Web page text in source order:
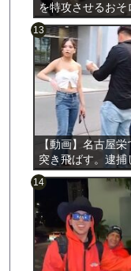
を特攻させるおそ
【動画】名古屋
突き飛ばす。逮捕